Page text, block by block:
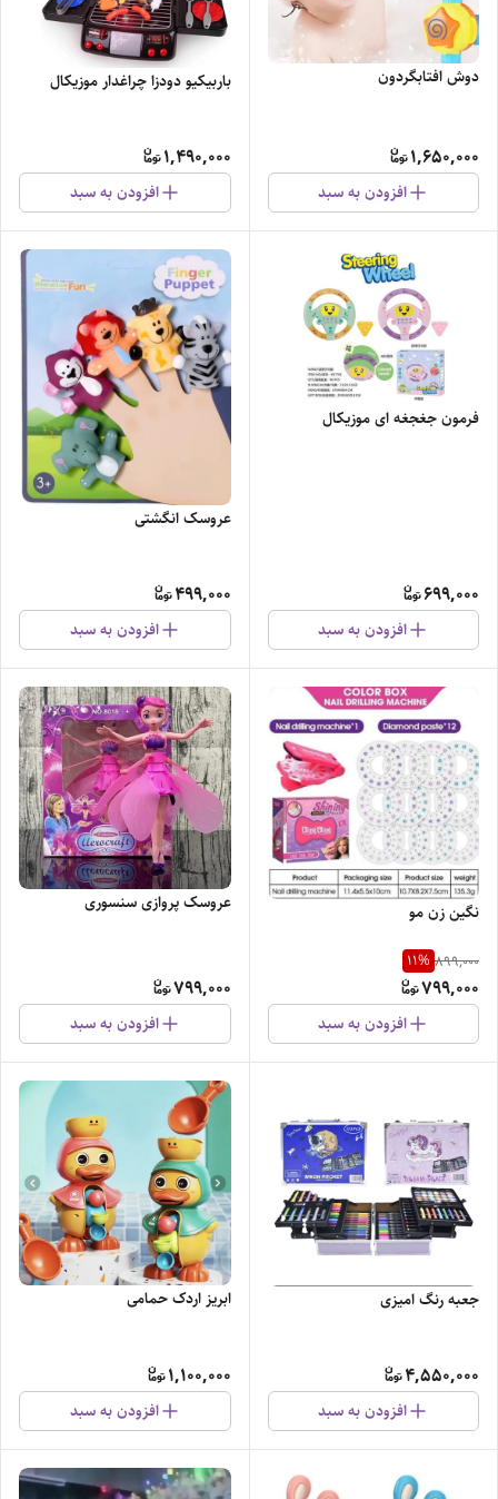
دوش افتابگردون
1,650,000
افزودن به سبد
باربیکیو دودزا چراغدار موزیکال
1,490,000
افزودن به سبد
فرمون جغجغه ای موزیکال
699,000
افزودن به سبد
عروسک انگشتی
499,000
افزودن به سبد
نگین زن مو
899,000
11%
799,000
افزودن به سبد
عروسک پروازی سنسوری
799,000
افزودن به سبد
جعبه رنگ امیزی
4,550,000
افزودن به سبد
ابریز اردک حمامی
1,100,000
افزودن به سبد